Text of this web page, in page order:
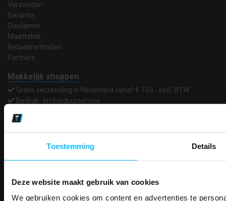
Toestemming Details
Deze website maakt gebruik van cookies
We gebruiken cookies om content en advertenties te
Verzenden
Garantie
Disclaimer
Maattabel
Betaalmethoden
Partners
Makkelijk shoppen
Gratis verzending in Nederland vanaf € 150,- excl. BTW
Bedruk- en borduurservice
Betaalwijze